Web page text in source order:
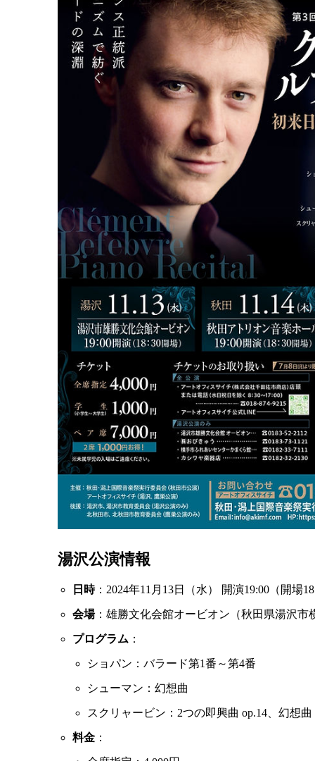
湯沢公演情報
日時：2024年11月13日（水） 開演19:00（開場
会場：雄勝文化会館オービオン（秋田県湯沢市
プログラム ：
ショパン：バラード第1番～第4番
シューマン：幻想曲
スクリャービン：2つの即興曲 op.14、幻想曲
料金：